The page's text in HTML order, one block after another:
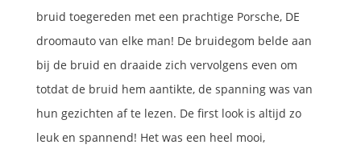
bruid toegereden met een prachtige Porsche, DE
droomauto van elke man! De bruidegom belde aan
bij de bruid en draaide zich vervolgens even om
totdat de bruid hem aantikte, de spanning was van
hun gezichten af te lezen. De first look is altijd zo
leuk en spannend! Het was een heel mooi,